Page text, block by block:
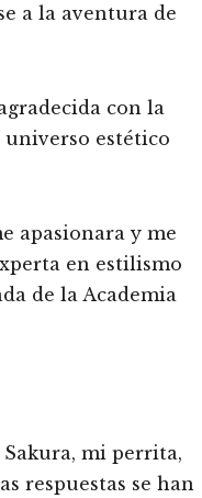
a la aventura de
con la
estético
apasionara y me
en estilismo
de la Academia
mi perrita,
respuestas se han